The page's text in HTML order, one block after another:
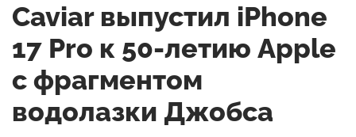
Caviar выпустил iPhone
17 Pro к 50-летию Apple
с фрагментом
водолазки Джобса